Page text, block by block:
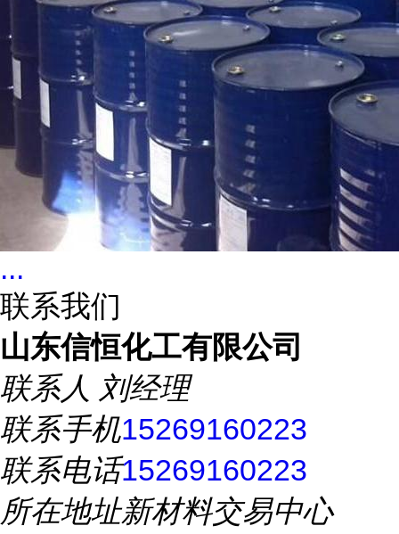
...
联系我们
山东信恒化工有限公司
联系人 刘经理
联系手机15269160223
联系电话15269160223
所在地址新材料交易中心